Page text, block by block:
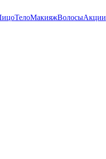
ТелоМакияжВолосыАкции